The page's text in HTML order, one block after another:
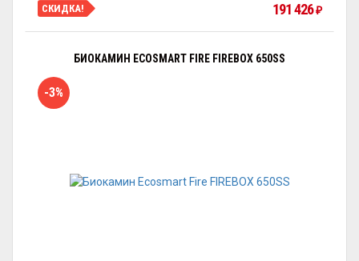
СКИДКА! 191 426 ₽
БИОКАМИН ECOSMART FIRE FIREBOX 650SS
-3%